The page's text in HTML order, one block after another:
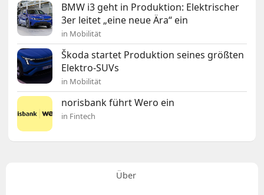
BMW i3 geht in Produktion: Elektrischer
3er leitet „eine neue Ära“ ein
in Mobilität
Škoda startet Produktion seines größten
Elektro-SUVs
in Mobilität
norisbank führt Wero ein
in Fintech
Über